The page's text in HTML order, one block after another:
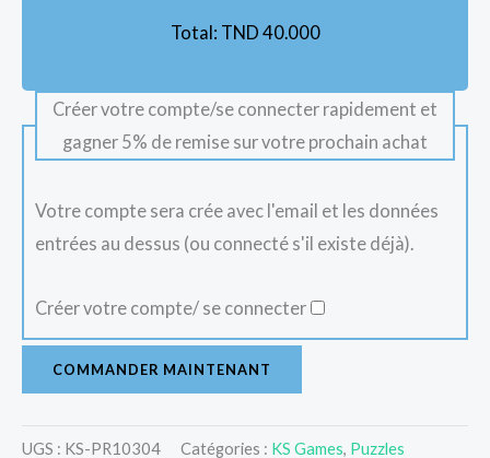
Total: TND 40.000
Créer votre compte/se connecter rapidement et
gagner 5% de remise sur votre prochain achat
Votre compte sera crée avec l'email et les données
entrées au dessus (ou connecté s'il existe déjà).
Créer votre compte/ se connecter
COMMANDER MAINTENANT
UGS : KS-PR10304 Catégories : KS Games, Puzzles